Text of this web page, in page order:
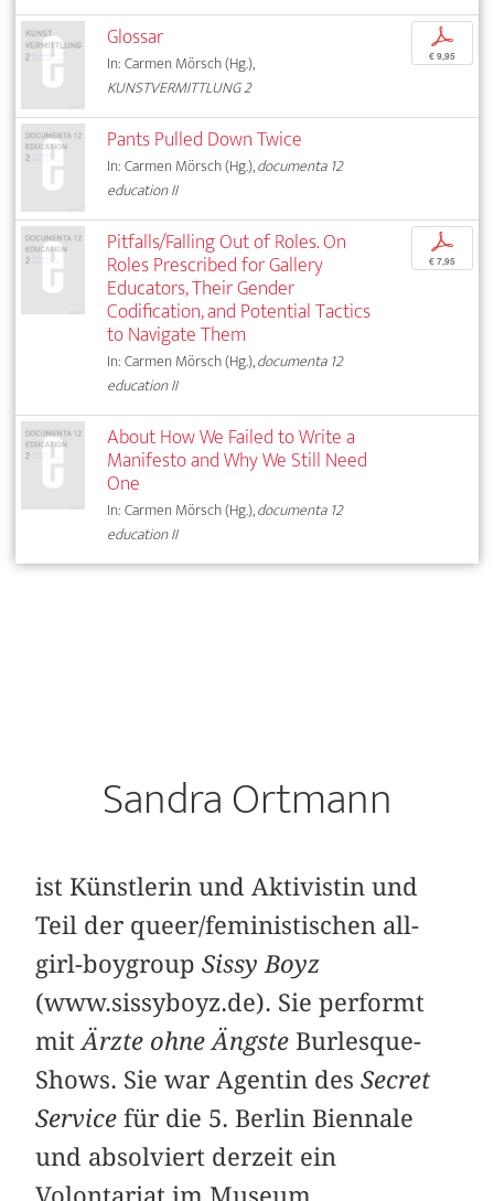
Glossar
In: Carmen Mörsch (Hg.),
KUNSTVERMITTLUNG 2
p
€ 9,95
Pants Pulled Down Twice
In: Carmen Mörsch (Hg.),documenta 12
education II
Pitfalls/Falling Out of Roles. On
Roles Prescribed for Gallery
Educators, Their Gender
Codification, and Potential Tactics
to Navigate Them
In: Carmen Mörsch (Hg.),documenta 12
education II
p
€ 7,95
About How We Failed to Write a
Manifesto and Why We Still Need
One
In: Carmen Mörsch (Hg.),documenta 12
education II
Sandra Ortmann
ist Künstlerin und Aktivistin und
Teil der queer/feministischen all-
girl-boygroupSissy Boyz
(www.sissyboyz.de). Sie performt
mitÄrzte ohne Ängste Burlesque-
Shows. Sie war Agentin desSecret
Service für die 5. Berlin Biennale
und absolviert derzeit ein